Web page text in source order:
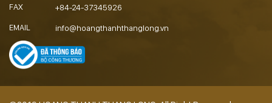
FAX +84-24-37345926
EMAIL info@hoangthanhthanglong.vn